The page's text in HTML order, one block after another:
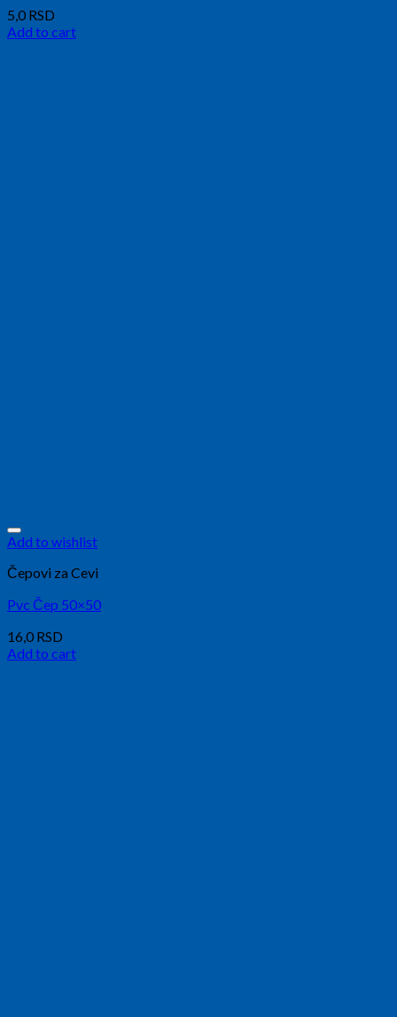
5,0 RSD
Add to cart
Add to wishlist
Čepovi za Cevi
Pvc Čep 50×50
16,0 RSD
Add to cart